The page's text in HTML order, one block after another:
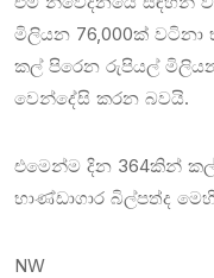
මිලියන 76,000ක් වටිනා
කල් පිරෙන රුපියල්
වෙන්දේසි කරන බවයි.
එමෙන්ම දින 364කින්
භාණ්ඩාගාර බිල්පත්ද
NW